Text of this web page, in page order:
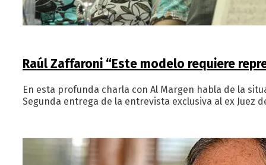
Raúl Zaffaroni “Este modelo requiere
En esta profunda charla con Al Margen habla de la
Segunda entrega de la entrevista exclusiva al ex Juez